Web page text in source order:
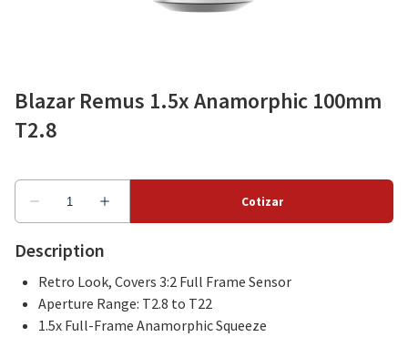
Como alquilar
Sobre nosotros
Blazar Remus 1.5x Anamorphic 100mm
T2.8
Description
Retro Look, Covers 3:2 Full Frame Sensor
Aperture Range: T2.8 to T22
1.5x Full-Frame Anamorphic Squeeze